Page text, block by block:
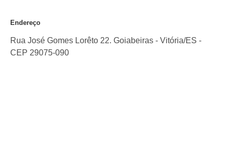
Endereço
Rua José Gomes Lorêto 22. Goiabeiras - Vitória/ES -
CEP 29075-090